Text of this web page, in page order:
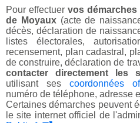
Pour effectuervos
de Moyaux(acte de
décès, déclaration de
listes électorales,
recensement, plan cadastral,
de construire, déclaration de
contacter directement les
utilisant ses coordonnées
numéro de téléphone, adresse
Certaines démarches peuvent
le site internet officiel de